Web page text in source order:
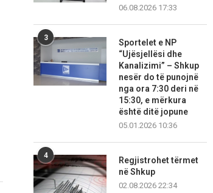
06.08.2026 17:33
3
Sportelet e NP
“Ujësjellësi dhe
Kanalizimi” – Shkup
nesër do të punojnë
nga ora 7:30 deri në
15:30, e mërkura
është ditë jopune
05.01.2026 10:36
4
Regjistrohet tërmet
në Shkup
02.08.2026 22:34